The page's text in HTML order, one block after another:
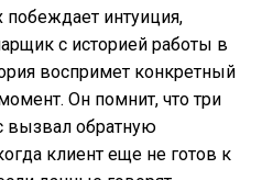
побеждает интуиция,
с историей работы в
воспримет конкретный
Он помнит, что три
вызвал обратную
клиент еще не готов к